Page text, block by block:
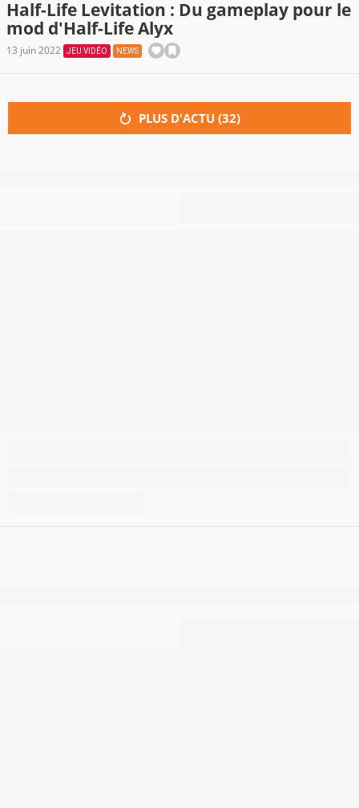
Half-Life Levitation : Du gameplay pour le
mod d'Half-Life Alyx
13 juin 2022 JEU VIDÉO NEWS
PLUS D'ACTU (32)